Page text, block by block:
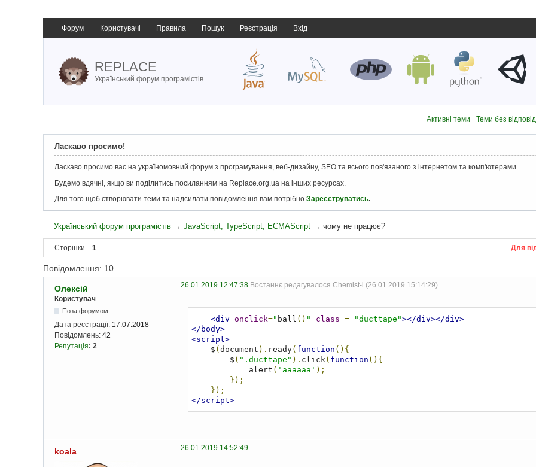
Форум Користувачі Правила Пошук Реєстрація Вхід
REPLACE
Український форум програмістів
Активні теми Теми без
Ласкаво просимо!
Ласкаво просимо вас на україномовний форум з програмування, веб-дизайну, SEO та всього пов'язаного з інтернетом та комп'ютерами.
Будемо вдячні, якщо ви поділитись посиланням на Replace.org.ua на інших ресурсах.
Для того щоб створювати теми та надсилати повідомлення вам потрібно Зареєструватись.
Український форум програмістів →JavaScript, TypeScript, ECMAScript →чому не працює?
Сторінки 1 Для
Повідомлення: 10
Олексій 26.01.2019 12:47:38 Востаннє редагувалося Chemist-i (26.01.2019 15:14:29)
Користувач
Поза форумом
Дата реєстрації: 17.07.2018
Повідомлень: 42
Репутація: 2
<div onclick=" ball () " class = "ducttape"></div></div>
</body>
<script>
    $
( document ). ready( function (){
        $
( ".ducttape" ). click ( function (){
            alert
( 'aaaaaa' );
});
});
</script>
koala 26.01.2019 14:52:49